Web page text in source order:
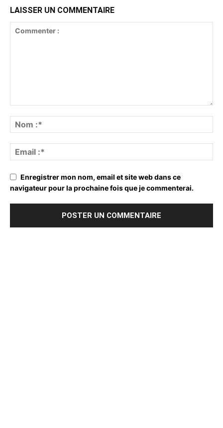
LAISSER UN COMMENTAIRE
Enregistrer mon nom, email et site web dans ce
navigateur pour la prochaine fois que je commenterai.